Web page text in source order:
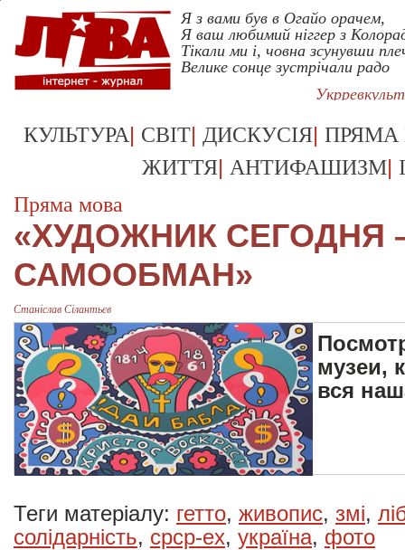
Я з вами був в Огайо орачем,
Я ваш любимий ніггер з
Тікали ми і, човна зсунувши
Велике сонце зустрічали радо
КУЛЬТУРА| СВІТ| ДИСКУСІЯ| ПРЯМА
ЖИТТЯ| АНТИФАШИЗМ|
Пряма мова
«ХУДОЖНИК СЕГОДНЯ
САМООБМАН»
Станіслав Сілантьєв
музеи,
вся
Теги матеріалу: гетто, живопис, змі,
солідарність, срср-ex, україна, фото